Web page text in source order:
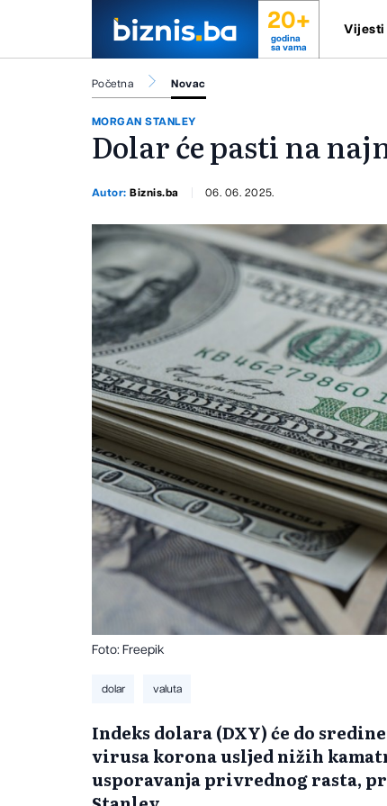
20+
godina
sa vama
Vijesti
Početna Novac
MORGAN STANLEY
Dolar će pasti na
Autor:Biznis.ba 06. 06. 2025.
Foto: Freepik
dolar valuta
Indeks dolara (DXY) će do
virusa korona usljed nižih
usporavanja privrednog rasta,